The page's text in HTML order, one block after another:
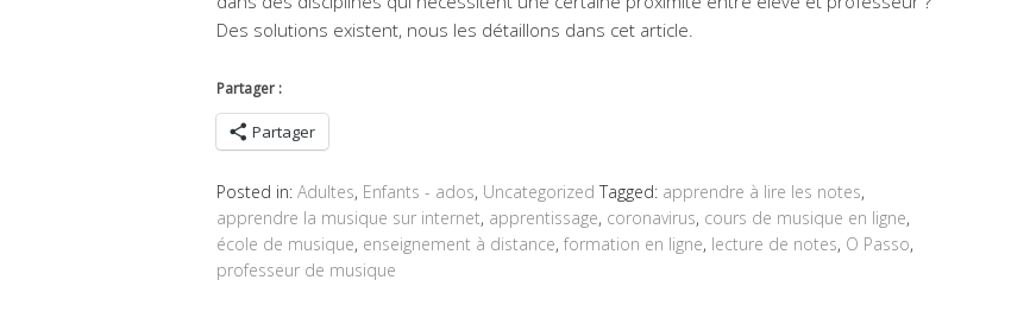
Des solutions existent, nous les détaillons dans cet article.
Partager :
Partager
Posted in: Adultes, Enfants - ados, Uncategorized Tagged: apprendre à lire les notes,
apprendre la musique sur internet, apprentissage, coronavirus, cours de musique en ligne,
école de musique, enseignement à distance, formation en ligne, lecture de notes, O Passo,
professeur de musique